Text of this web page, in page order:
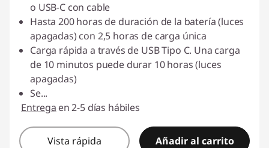
o USB-C con cable
Hasta 200 horas de duración de la batería (luces
apagadas) con 2,5 horas de carga única
Carga rápida a través de USB Tipo C. Una carga
de 10 minutos puede durar 10 horas (luces
apagadas)
Se...
Entrega en 2-5 días hábiles
Vista rápida Añadir al carrito